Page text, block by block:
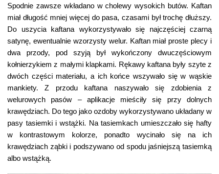
Spodnie zawsze wkładano w cholewy wysokich butów. Kaftan
miał długość mniej więcej do pasa, czasami był trochę dłuższy.
Do uszycia kaftana wykorzystywało się najczęściej czarną
satynę, ewentualnie wzorzysty welur. Kaftan miał proste plecy i
dwa przody, pod szyją był wykończony dwuczęściowym
kołnierzykiem z małymi klapkami. Rękawy kaftana były szyte z
dwóch części materiału, a ich końce wszywało się w wąskie
mankiety. Z przodu kaftana naszywało się zdobienia z
welurowych pasów – aplikacje mieściły się przy dolnych
krawędziach. Do tego jako ozdoby wykorzystywano układany w
pasy tasiemki i wstążki. Na tasiemkach umieszczało się hafty
w kontrastowym kolorze, ponadto wycinało się na ich
krawędziach ząbki i podszywano od spodu jaśniejszą tasiemką
albo wstążką.